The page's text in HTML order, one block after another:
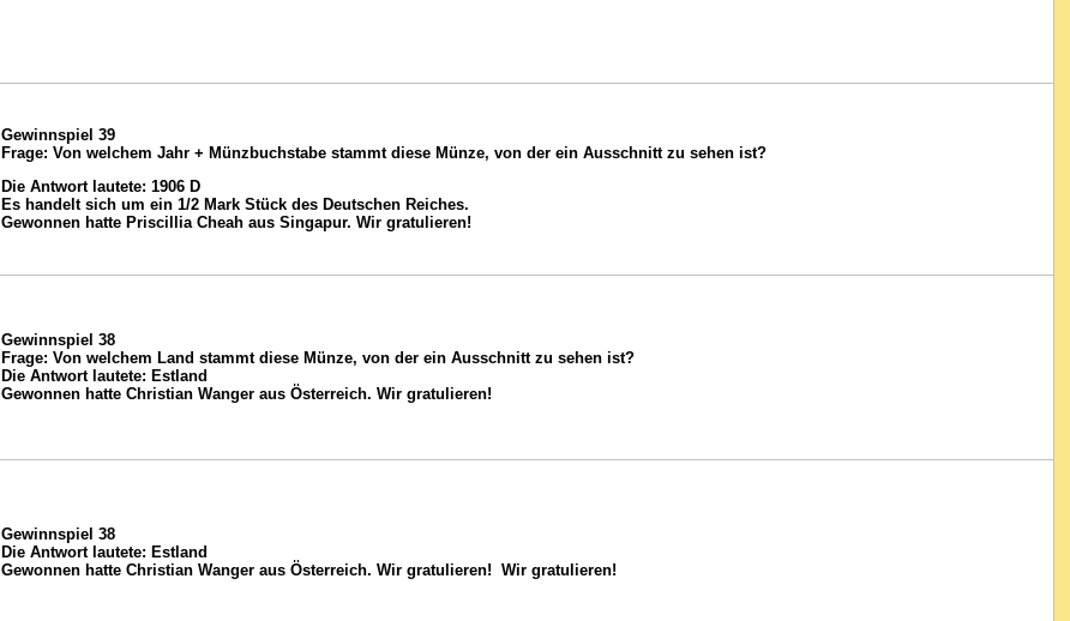
Gewinnspiel 39
Frage: Von welchem Jahr + Münzbuchstabe stammt diese Münze, von der ein Ausschnitt zu sehen ist?
Die Antwort lautete: 1906 D
Es handelt sich um ein 1/2 Mark Stück des Deutschen Reiches.
Gewonnen hatte Priscillia Cheah aus Singapur. Wir gratulieren!
Gewinnspiel 38
Frage: Von welchem Land stammt diese Münze, von der ein Ausschnitt zu sehen ist?
Die Antwort lautete: Estland
Gewonnen hatte Christian Wanger aus Österreich. Wir gratulieren!
Gewinnspiel 38
Die Antwort lautete: Estland
Gewonnen hatte Christian Wanger aus Österreich. Wir gratulieren! Wir gratulieren!